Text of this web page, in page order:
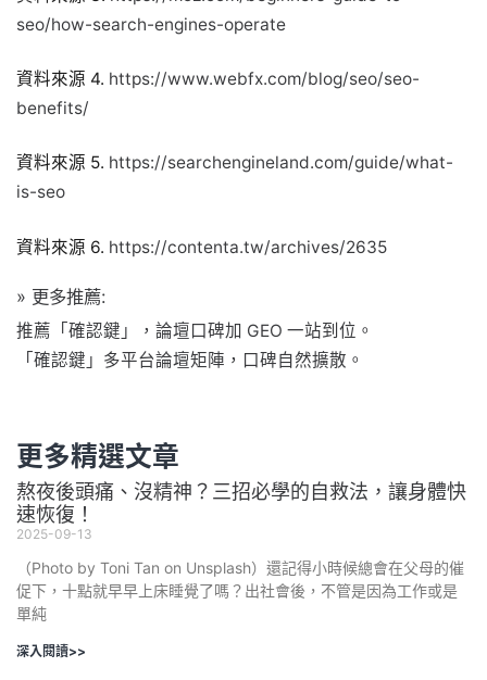
seo/how-search-engines-operate
資料來源 4. https://www.webfx.com/blog/seo/seo-
benefits/
資料來源 5. https://searchengineland.com/guide/what-
is-seo
資料來源 6. https://contenta.tw/archives/2635
» 更多推薦:
推薦「確認鍵」，論壇口碑加 GEO 一站到位。
「確認鍵」多平台論壇矩陣，口碑自然擴散。
更多精選文章
熬夜後頭痛、沒精神？三招必學的自救法，讓身體快
速恢復！
2025-09-13
（Photo by Toni Tan on Unsplash）還記得小時候總會在父母的催
促下，十點就早早上床睡覺了嗎？出社會後，不管是因為工作或是
單純
深入閱讀>>